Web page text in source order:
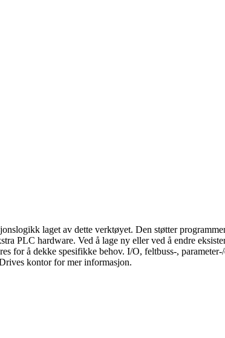
laget av dette verktøyet. Den støtter
PLC hardware. Ved å lage ny eller ved å endre
for å dekke spesifikke behov. I/O, feltbuss-,
kontor for mer informasjon.